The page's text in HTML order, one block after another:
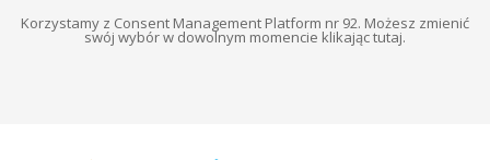
Korzystamy z Consent Management Platform nr 92. Możesz zmienić
swój wybór w dowolnym momencie klikając tutaj.